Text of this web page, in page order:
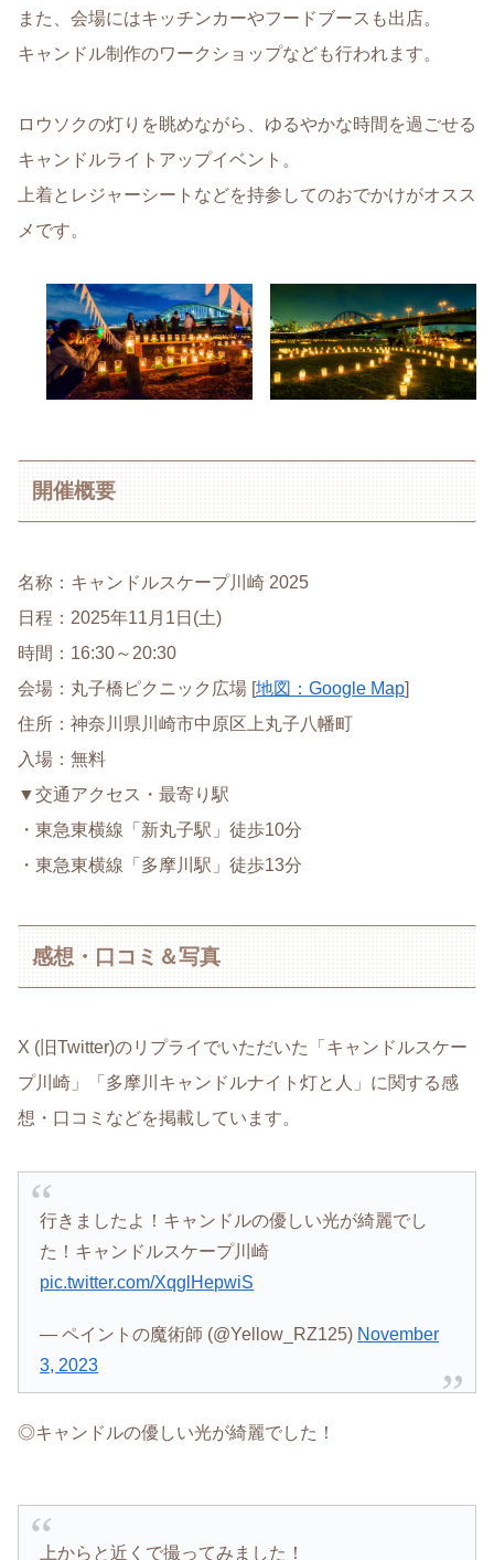
また、会場にはキッチンカーやフードブースも出店。
キャンドル制作のワークショップなども行われます。
ロウソクの灯りを眺めながら、ゆるやかな時間を過ごせる
キャンドルライトアップイベント。
上着とレジャーシートなどを持参してのおでかけがオスス
メです。
開催概要
名称：キャンドルスケープ川崎 2025
日程：2025年11月1日(土)
時間：16:30～20:30
会場：丸子橋ピクニック広場 [地図：Google Map]
住所：神奈川県川崎市中原区上丸子八幡町
入場：無料
▼交通アクセス・最寄り駅
・東急東横線「新丸子駅」徒歩10分
・東急東横線「多摩川駅」徒歩13分
感想・口コミ＆写真
X (旧Twitter)のリプライでいただいた「キャンドルスケー
プ川崎」「多摩川キャンドルナイト灯と人」に関する感
想・口コミなどを掲載しています。
行きましたよ！キャンドルの優しい光が綺麗でし
た！キャンドルスケープ川崎
pic.twitter.com/XqglHepwiS
— ペイントの魔術師 (@Yellow_RZ125) November
3, 2023
◎キャンドルの優しい光が綺麗でした！
上からと近くで撮ってみました！